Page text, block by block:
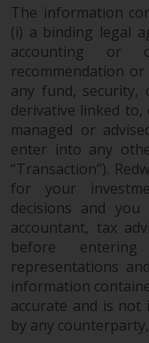
oder
keine
von
ergibt.
Soweit
The information
(i) a binding legal
accounting or
recommendation
any fund, security,
derivative linked
managed or
enter into any
“Transaction”).
for your
decisions and
accountant, tax
before
representations
information
accurate and is
by any